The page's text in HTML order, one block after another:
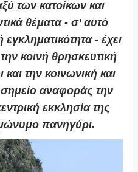
των κατοίκων και
θέματα - σ’ αυτό
- έχει
κοινή θρησκευτική
την κοινωνική και
αναφοράς την
εκκλησία της
πανηγύρι.